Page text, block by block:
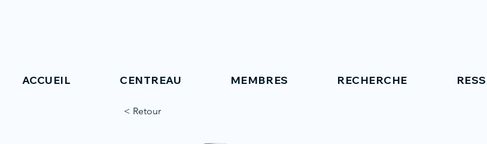
ACCUEIL CENTREAU MEMBRES RECHERCHE
< Retour